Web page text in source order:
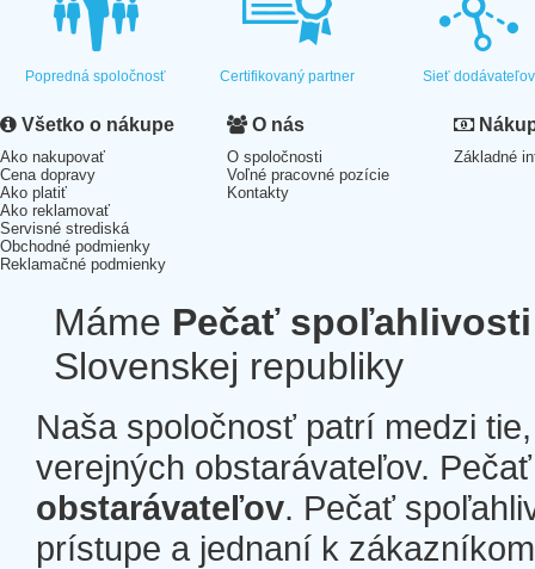
Popredná spoločnosť Certifikovaný partner Sieť dodávateľov
Všetko o nákupe
Ako nakupovať
Cena dopravy
Ako platiť
Ako reklamovať
Servisné strediská
Obchodné podmienky
Reklamačné podmienky
O nás
O spoločnosti
Voľné pracovné pozície
Kontakty
Základné
Máme Pečať spoľahlivosti
Slovenskej republiky
Naša spoločnosť patrí medzi
verejných obstarávateľov.
obstarávateľov. Pečať
prístupe a jednaní k